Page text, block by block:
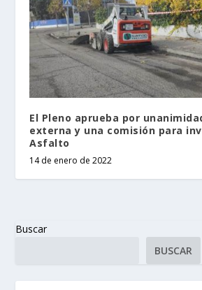
El Pleno aprueba por
externa y una comisión para
Asfalto
14 de enero de 2022
Buscar
BUSCAR